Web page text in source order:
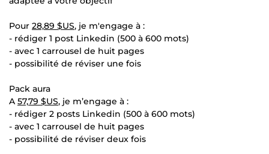
Pour 28,89 $US, je m'engage à :
- rédiger 1 post Linkedin (500 à 600 mots)
- avec 1 carrousel de huit pages
- possibilité de réviser une fois
Pack aura
A 57,79 $US, je m’engage à :
- rédiger 2 posts Linkedin (500 à 600 mots)
- avec 1 carrousel de huit pages
- possibilité de réviser deux fois